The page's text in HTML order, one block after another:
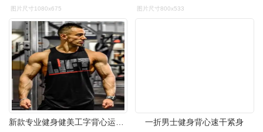
图片尺寸1080x675 图片尺寸800x533
一折男士健身背心速干紧身